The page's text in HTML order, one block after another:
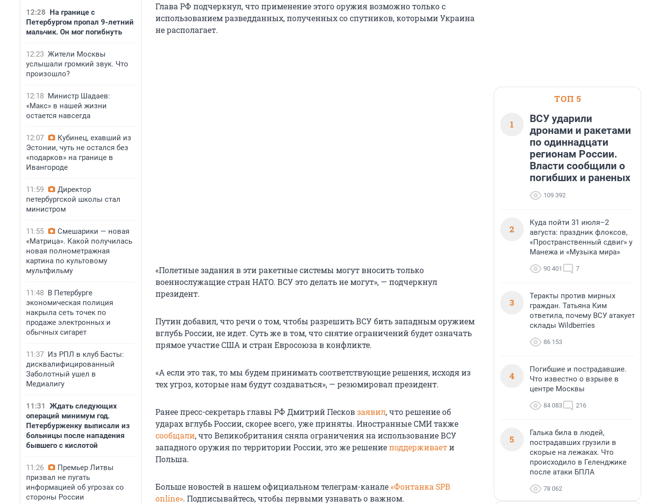
12:28 На границе с
Петербургом пропал 9-летний
мальчик. Он мог погибнуть
12:23 Жители Москвы
услышали громкий звук. Что
произошло?
12:18 Министр Шадаев:
«Макс» в нашей жизни
остается навсегда
12:07
Кубинец, ехавший из
Эстонии, чуть не остался без
«подарков» на границе в
Ивангороде
11:59
Директор
петербургской школы стал
министром
11:55
Смешарики — новая
«Матрица». Какой получилась
новая полнометражная
картина по культовому
мультфильму
11:48 В Петербурге
экономическая полиция
накрыла сеть точек по
продаже электронных и
обычных сигарет
11:37 Из РПЛ в клуб Басты:
дисквалифицированный
Заболотный ушел в
Медиалигу
11:31
Ждать следующих
операций минимум год.
Петербурженку выписали из
больницы после нападения
бывшего с кислотой
11:26
Премьер Литвы
призвал не пугать
информацией об угрозах со
стороны России
Глава РФ подчеркнул, что применение этого оружия возможно только с
использованием разведданных, полученных со спутников, которыми Украина
не располагает.
«Полетные задания в эти ракетные системы могут вносить только
военнослужащие стран НАТО. ВСУ это делать не могут», — подчеркнул
президент.
Путин добавил, что речи о том, чтобы разрешить ВСУ бить западным оружием
вглубь России, не идет. Суть же в том, что снятие ограничений будет означать
прямое участие США и стран Евросоюза в конфликте.
«А если это так, то мы будем принимать соответствующие решения, исходя из
тех угроз, которые нам будут создаваться», — резюмировал президент.
Ранее пресс-секретарь главы РФ Дмитрий Песковзаявил, что решение об
ударах вглубь России, скорее всего, уже приняты. Иностранные СМИ также
сообщали, что Великобритания сняла ограничения на использование ВСУ
западного оружия по территории России, это же решениеподдерживаети
Польша.
Больше новостей в нашем официальном телеграм-канале«Фонтанка SPB
online». Подписывайтесь, чтобы первыми узнавать о важном.
ТОП 5
1
ВСУ ударили
дронами и ракетами
по одиннадцати
регионам России.
Власти сообщили о
погибших и раненых
109 392
2
Куда пойти 31 июля–2
августа: праздник флоксов,
«Пространственный сдвиг» у
Манежа и «Музыка мира»
90 401 7
3
Теракты против мирных
граждан. Татьяна Ким
ответила, почему ВСУ атакует
склады Wildberries
86 153
4
Погибшие и пострадавшие.
Что известно о взрыве в
центре Москвы
84 083 216
5
Галька била в людей,
пострадавших грузили в
скорые на лежаках. Что
происходило в Геленджике
после атаки БПЛА
78 062